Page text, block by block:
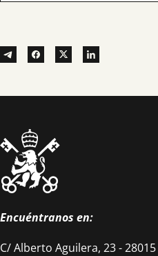
Encuéntranos en:
C/ Alberto Aguilera, 23 -